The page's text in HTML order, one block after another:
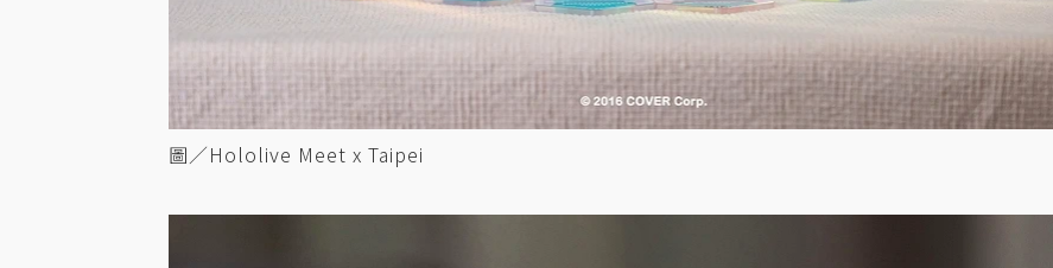
圖／Hololive Meet x Taipei